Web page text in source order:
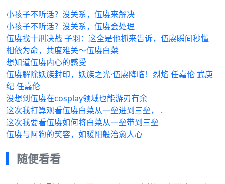
小孩子不听话？没关系，伍赓来解决
小孩子不听话？没关系，伍赓会处理
伍赓找十刑决战 子羽：这全是他抓来告诉，伍赓瞬间秒懂
相依为命，共度难关～伍赓白菜
想知道伍赓内心的感受
伍赓解除妖族封印，妖族之光·伍赓降临！烈焰 任嘉伦 武庚
纪 任嘉伦
没想到伍赓在cosplay领域也能游刃有余
这次我打算观看伍赓白菜从一垒进到三垒， .
这次我要看伍赓如何将白菜从一垒带到三垒
伍赓与阿狗的笑容，如暖阳般治愈人心
随便看看